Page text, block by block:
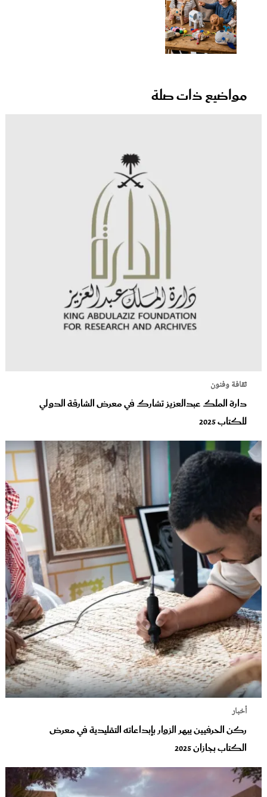
مواضيع ذات صلة
ثقافة وفنون
دارة الملك عبدالعزيز تشارك في معرض الشارقة الدولي
للكتاب 2025
أخبار
ركن الحرفيين يبهر الزوار بإبداعاته التقليدية في معرض
الكتاب بجازان 2025